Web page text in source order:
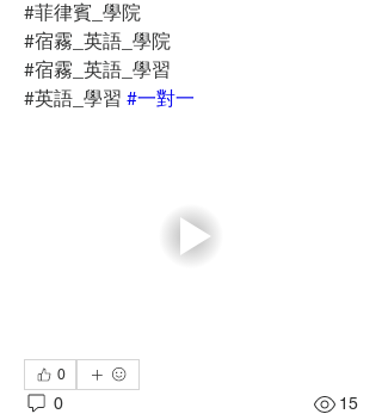
#菲律賓_學院
#宿霧_英語_學院
#宿霧_英語_學習
#英語_學習 #一對一
0
0 15